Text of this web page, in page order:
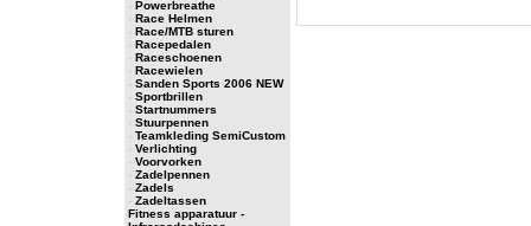
- Powerbreathe
- Race Helmen
- Race/MTB sturen
- Racepedalen
- Raceschoenen
- Racewielen
- Sanden Sports 2006 NEW
- Sportbrillen
- Startnummers
- Stuurpennen
- Teamkleding SemiCustom
- Verlichting
- Voorvorken
- Zadelpennen
- Zadels
- Zadeltassen
Fitness apparatuur -